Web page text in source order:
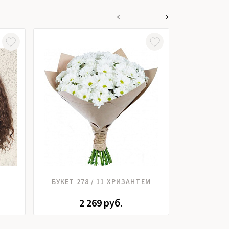
Хризантема
БУКЕТ 278 / 11 ХРИЗАНТЕМ
2 269 руб.